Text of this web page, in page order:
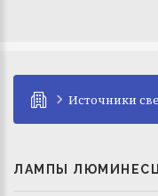
Источники
ЛАМПЫ